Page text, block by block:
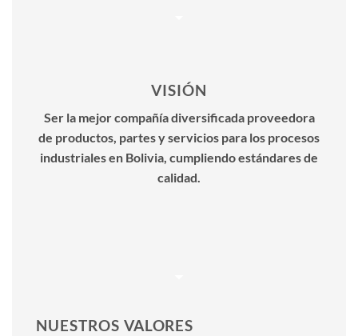
VISIÓN
Ser la mejor compañía diversificada proveedora
de productos, partes y servicios para los procesos
industriales en Bolivia, cumpliendo estándares de
calidad.
NUESTROS VALORES